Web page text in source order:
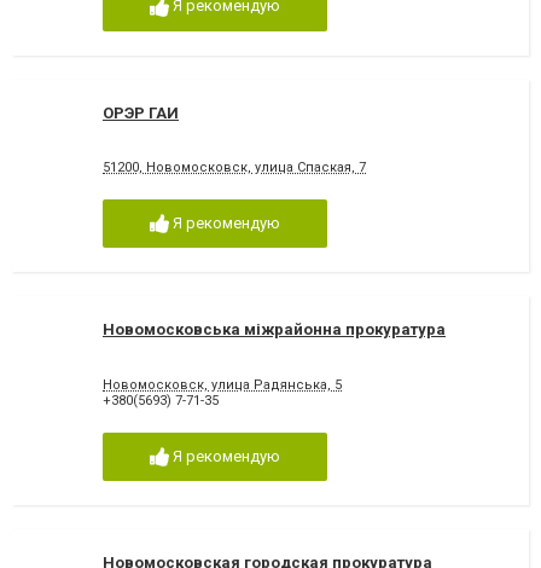
Я рекомендую
ОРЭР ГАИ
51200, Новомосковск, улица Спаская, 7
Я рекомендую
Новомосковська міжрайонна прокуратура
Новомосковск, улица Радянська, 5
+380(5693) 7-71-35
Я рекомендую
Новомосковская городская прокуратура